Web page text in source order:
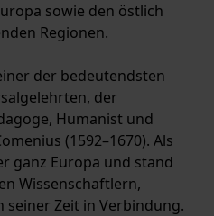
sowie den östlich
Regionen.
der bedeutendsten
der
Humanist und
(1592–1670). Als
ganz Europa und stand
Wissenschaftlern,
Zeit in Verbindung.